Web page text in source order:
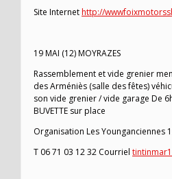
Site Internethttp://
19 MAI (12) MOYRAZES
Rassemblement et vide grenier
des Arméniès (salle des fêtes)
son vide grenier / vide garage De
BUVETTE sur place
Organisation Les Younganciennes
T 06 71 03 12 32 Courriel